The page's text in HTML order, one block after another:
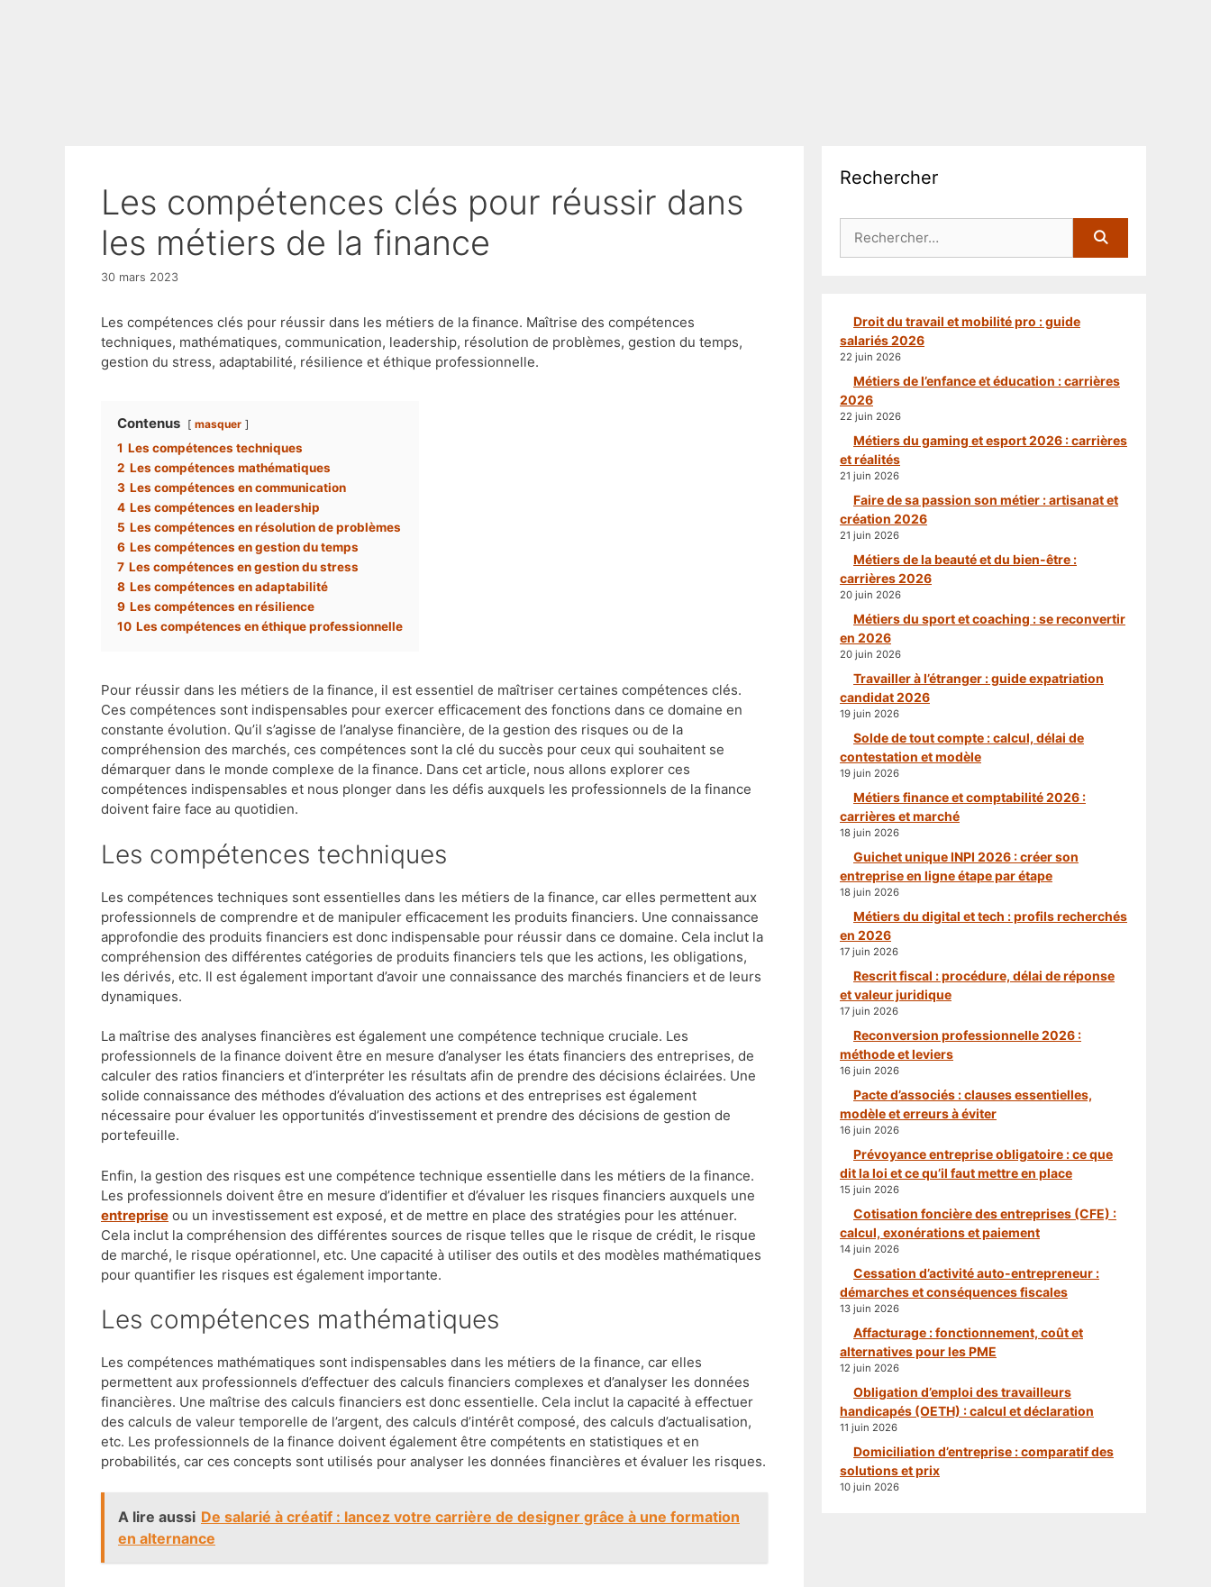
Les compétences clés pour réussir dans
les métiers de la finance
30 mars 2023
Les compétences clés pour réussir dans les métiers de la finance. Maîtrise des compétences
techniques, mathématiques, communication, leadership, résolution de problèmes, gestion du temps,
gestion du stress, adaptabilité, résilience et éthique professionnelle.
Contenus masquer
1 Les compétences techniques
2 Les compétences mathématiques
3 Les compétences en communication
4 Les compétences en leadership
5 Les compétences en résolution de problèmes
6 Les compétences en gestion du temps
7 Les compétences en gestion du stress
8 Les compétences en adaptabilité
9 Les compétences en résilience
10 Les compétences en éthique professionnelle
Pour réussir dans les métiers de la finance, il est essentiel de maîtriser certaines compétences clés.
Ces compétences sont indispensables pour exercer efficacement des fonctions dans ce domaine en
constante évolution. Qu’il s’agisse de l’analyse financière, de la gestion des risques ou de la
compréhension des marchés, ces compétences sont la clé du succès pour ceux qui souhaitent se
démarquer dans le monde complexe de la finance. Dans cet article, nous allons explorer ces
compétences indispensables et nous plonger dans les défis auxquels les professionnels de la finance
doivent faire face au quotidien.
Les compétences techniques
Les compétences techniques sont essentielles dans les métiers de la finance, car elles permettent aux
professionnels de comprendre et de manipuler efficacement les produits financiers. Une connaissance
approfondie des produits financiers est donc indispensable pour réussir dans ce domaine. Cela inclut la
compréhension des différentes catégories de produits financiers tels que les actions, les obligations,
les dérivés, etc. Il est également important d’avoir une connaissance des marchés financiers et de leurs
dynamiques.
La maîtrise des analyses financières est également une compétence technique cruciale. Les
professionnels de la finance doivent être en mesure d’analyser les états financiers des entreprises, de
calculer des ratios financiers et d’interpréter les résultats afin de prendre des décisions éclairées. Une
solide connaissance des méthodes d’évaluation des actions et des entreprises est également
nécessaire pour évaluer les opportunités d’investissement et prendre des décisions de gestion de
portefeuille.
Enfin, la gestion des risques est une compétence technique essentielle dans les métiers de la finance.
Les professionnels doivent être en mesure d’identifier et d’évaluer les risques financiers auxquels une
entreprise ou un investissement est exposé, et de mettre en place des stratégies pour les atténuer.
Cela inclut la compréhension des différentes sources de risque telles que le risque de crédit, le risque
de marché, le risque opérationnel, etc. Une capacité à utiliser des outils et des modèles mathématiques
pour quantifier les risques est également importante.
Les compétences mathématiques
Les compétences mathématiques sont indispensables dans les métiers de la finance, car elles
permettent aux professionnels d’effectuer des calculs financiers complexes et d’analyser les données
financières. Une maîtrise des calculs financiers est donc essentielle. Cela inclut la capacité à effectuer
des calculs de valeur temporelle de l’argent, des calculs d’intérêt composé, des calculs d’actualisation,
etc. Les professionnels de la finance doivent également être compétents en statistiques et en
probabilités, car ces concepts sont utilisés pour analyser les données financières et évaluer les risques.
A lire aussi De salarié à créatif : lancez votre carrière de designer grâce à une formation
en alternance
Rechercher
Droit du travail et mobilité pro : guide
salariés 2026
22 juin 2026
Métiers de l’enfance et éducation : carrières
2026
22 juin 2026
Métiers du gaming et esport 2026 : carrières
et réalités
21 juin 2026
Faire de sa passion son métier : artisanat et
création 2026
21 juin 2026
Métiers de la beauté et du bien-être :
carrières 2026
20 juin 2026
Métiers du sport et coaching : se reconvertir
en 2026
20 juin 2026
Travailler à l’étranger : guide expatriation
candidat 2026
19 juin 2026
Solde de tout compte : calcul, délai de
contestation et modèle
19 juin 2026
Métiers finance et comptabilité 2026 :
carrières et marché
18 juin 2026
Guichet unique INPI 2026 : créer son
entreprise en ligne étape par étape
18 juin 2026
Métiers du digital et tech : profils recherchés
en 2026
17 juin 2026
Rescrit fiscal : procédure, délai de réponse
et valeur juridique
17 juin 2026
Reconversion professionnelle 2026 :
méthode et leviers
16 juin 2026
Pacte d’associés : clauses essentielles,
modèle et erreurs à éviter
16 juin 2026
Prévoyance entreprise obligatoire : ce que
dit la loi et ce qu’il faut mettre en place
15 juin 2026
Cotisation foncière des entreprises (CFE) :
calcul, exonérations et paiement
14 juin 2026
Cessation d’activité auto-entrepreneur :
démarches et conséquences fiscales
13 juin 2026
Affacturage : fonctionnement, coût et
alternatives pour les PME
12 juin 2026
Obligation d’emploi des travailleurs
handicapés (OETH) : calcul et déclaration
11 juin 2026
Domiciliation d’entreprise : comparatif des
solutions et prix
10 juin 2026